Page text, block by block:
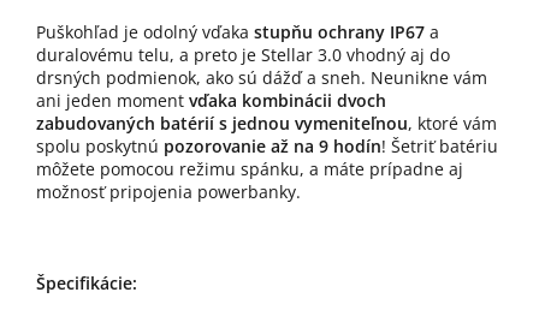
Puškohľad je odolný vďaka stupňu ochrany IP67 a
duralovému telu, a preto je Stellar 3.0 vhodný aj do
drsných podmienok, ako sú dážď a sneh. Neunikne vám
ani jeden moment vďaka kombinácii dvoch
zabudovaných batérií s jednou vymeniteľnou, ktoré vám
spolu poskytnú pozorovanie až na 9 hodín! Šetriť batériu
môžete pomocou režimu spánku, a máte prípadne aj
možnosť pripojenia powerbanky.
Špecifikácie: